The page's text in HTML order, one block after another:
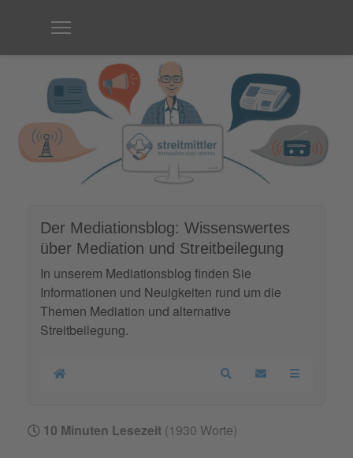
Der Mediationsblog: Wissenswertes
über Mediation und Streitbeilegung
In unserem Mediationsblog finden Sie
Informationen und Neuigkeiten rund um die
Themen Mediation und alternative
Streitbeilegung.
Home SearchUpdates
10 Minuten Lesezeit (1930 Worte)